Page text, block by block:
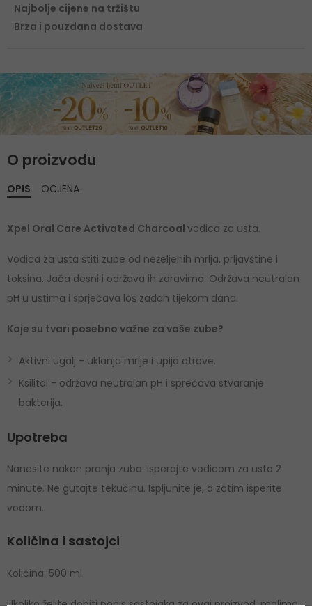
Najbolje cijene na tržištu
Brza i pouzdana dostava
O proizvodu
OPIS
Xpel Oral Care Activated Charcoal vodica za usta.
Vodica za usta štiti zube od neželjenih mrlja, prljavštine i
toksina. Jača desni i održava ih zdravima. Održava neutralan
pH u ustima i sprječava loš zadah tijekom dana.
Koje su tvari posebno važne za vaše zube?
Aktivni ugalj - uklanja mrlje i upija otrove.
Ksilitol - održava neutralan pH i sprečava stvaranje
bakterija.
Upotreba
Nanesite nakon pranja zuba. Isperajte vodicom za usta 2
minute. Ne gutajte tekućinu. Ispljunite je, a zatim isperite
vodom.
Količina i sastojci
Količina: 500 ml
OCJENA